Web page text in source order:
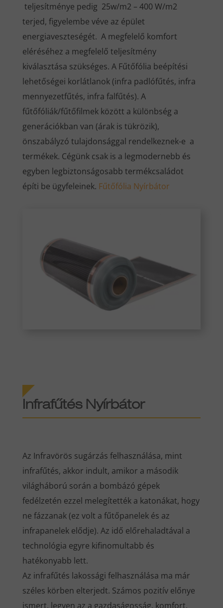
teljesítménye pedig 25w/m2 – 400 W/m2
terjed, figyelembe véve az épület
energiaveszteségét. A megfelelő komfort
eléréséhez a megfelelő teljesítmény
kiválasztása szükséges. A Fűtőfólia beépítési
lehetőségei korlátlanok (infra padlófűtés, infra
mennyezetfűtés, infra falfűtés). A
fűtőfóliák/fűtőfilmek között a különbség a
generációkban van (árak is tükrözik),
önszabályzó tulajdonsággal rendelkeznek-e a
termékek. Cégünk csak is a legmodernebb és
egyben legbiztonságosabb termékcsaládot
építi be ügyfeleinek. Fűtőfólia Nyírbátor
Infrafűtés Nyírbátor
Az Infravörös sugárzás felhasználása, mint
infrafűtés, akkor indult, amikor a második
világháború során a bombázó gépek
fedélzetén ezzel melegítették a katonákat, hogy
ne fázzanak (ez volt a fűtőpanelek és az
infrapanelek elődje). Az idő előrehaladtával a
technológia egyre kifinomultabb és
hatékonyabb lett.
Az infrafűtés lakossági felhasználása ma már
széles körben elterjedt. Számos pozitív előnye
ismert, legyen az a gazdaságosság, komfort,